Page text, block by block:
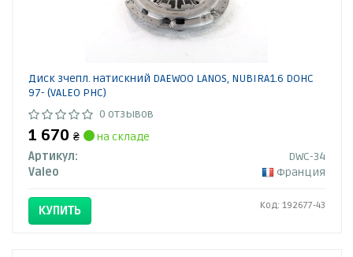
Диск зчепл. натискний DAEWOO LANOS, NUBIRA1.6 DOHC
97- (VALEO PHC)
0 отзывов
1 670 ₴
на складе
Артикул:
DWC-34
Valeo
Франция
КУПИТЬ Код: 192677-43